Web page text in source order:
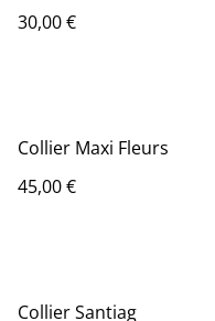
30,00 €
Collier Maxi Fleurs
45,00 €
%
Collier Santiag